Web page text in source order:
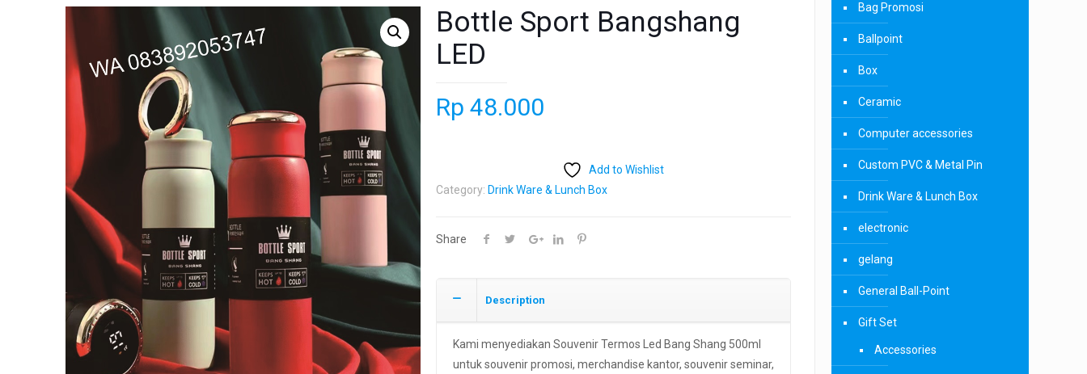
Bottle Sport Bangshang
LED
Rp 48.000
Add to Wishlist
Category: Drink Ware & Lunch Box
Share
Description
Kami menyediakan Souvenir Termos Led Bang Shang 500ml
untuk souvenir promosi, merchandise kantor, souvenir seminar,
Bag Promosi
Ballpoint
Box
Ceramic
Computer accessories
Custom PVC & Metal Pin
Drink Ware & Lunch Box
electronic
gelang
General Ball-Point
Gift Set
Accessories